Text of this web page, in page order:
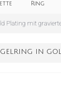
Ring
Plating mit
IN